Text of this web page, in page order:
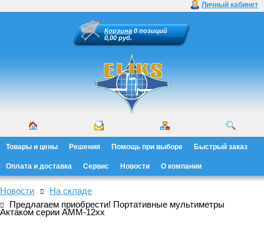
Личный кабинет
Корзина 0 позиций
0,00 руб.
Товары и цены Решения Помощь при выборе Быстрый заказ
Оплата и доставка Сервис Новости О компании
Новости
На складе
Предлагаем приобрести! Портативные мультиметры
Актаком серии АММ-12хх